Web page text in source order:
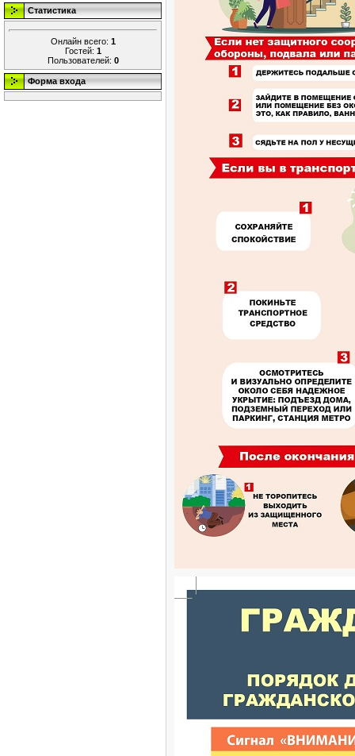
Статистика
Онлайн всего: 1
Гостей: 1
Пользователей: 0
Форма входа